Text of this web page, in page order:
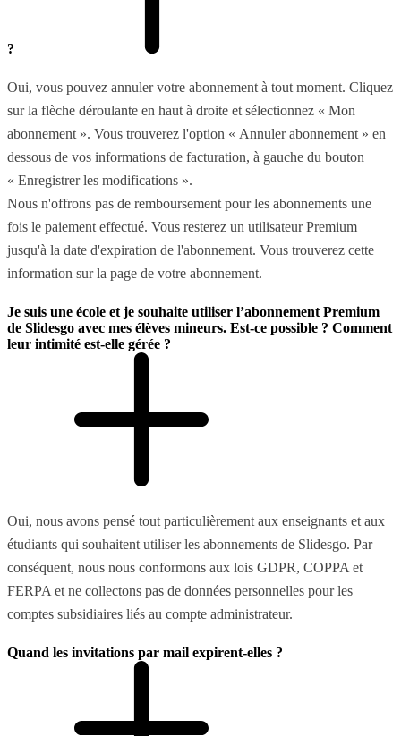
?
Oui, vous pouvez annuler votre abonnement à tout moment. Cliquez
sur la flèche déroulante en haut à droite et sélectionnez « Mon
abonnement ». Vous trouverez l'option « Annuler abonnement » en
dessous de vos informations de facturation, à gauche du bouton
« Enregistrer les modifications ».
Nous n'offrons pas de remboursement pour les abonnements une
fois le paiement effectué. Vous resterez un utilisateur Premium
jusqu'à la date d'expiration de l'abonnement. Vous trouverez cette
information sur la page de votre abonnement.
Je suis une école et je souhaite utiliser l’abonnement Premium
de Slidesgo avec mes élèves mineurs. Est-ce possible ? Comment
leur intimité est-elle gérée ?
Oui, nous avons pensé tout particulièrement aux enseignants et aux
étudiants qui souhaitent utiliser les abonnements de Slidesgo. Par
conséquent, nous nous conformons aux lois GDPR, COPPA et
FERPA et ne collectons pas de données personnelles pour les
comptes subsidiaires liés au compte administrateur.
Quand les invitations par mail expirent-elles ?